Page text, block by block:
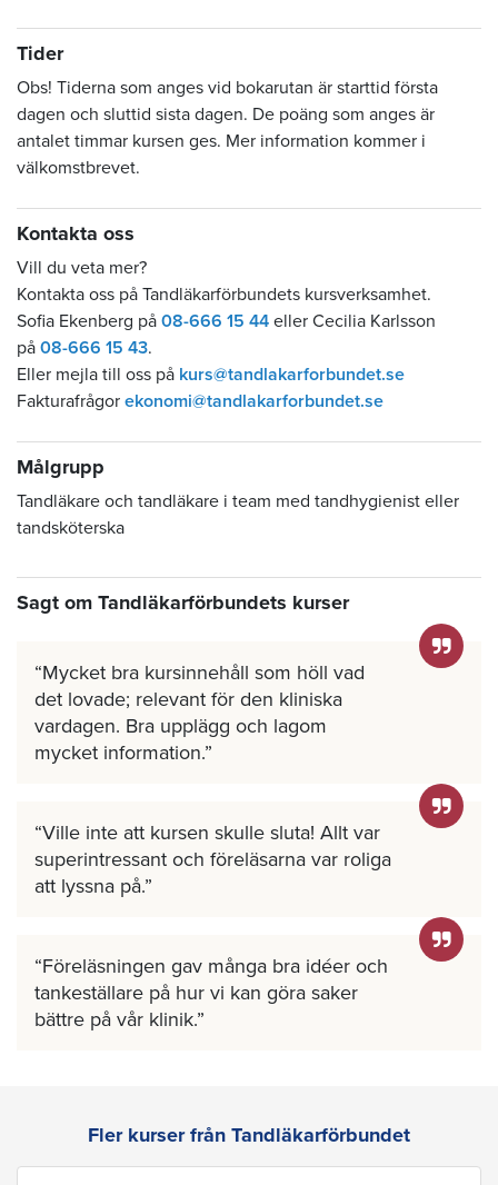
Tider
Obs! Tiderna som anges vid bokarutan är starttid första
dagen och sluttid sista dagen. De poäng som anges är
antalet timmar kursen ges. Mer information kommer i
välkomstbrevet.
Kontakta oss
Vill du veta mer?
Kontakta oss på Tandläkarförbundets kursverksamhet.
Sofia Ekenberg på 08-666 15 44 eller Cecilia Karlsson
på 08-666 15 43.
Eller mejla till oss på kurs@tandlakarforbundet.se
Fakturafrågor ekonomi@tandlakarforbundet.se
Målgrupp
Tandläkare och tandläkare i team med tandhygienist eller
tandsköterska
Sagt om Tandläkarförbundets kurser
Mycket bra kursinnehåll som höll vad
det lovade; relevant för den kliniska
vardagen. Bra upplägg och lagom
mycket information.
Ville inte att kursen skulle sluta! Allt var
superintressant och föreläsarna var roliga
att lyssna på.
Föreläsningen gav många bra idéer och
tankeställare på hur vi kan göra saker
bättre på vår klinik.
Fler kurser från Tandläkarförbundet